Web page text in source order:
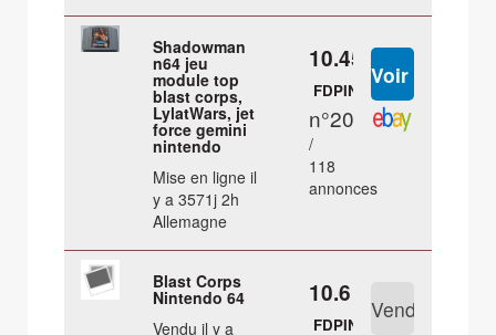
Shadowman
n64 jeu
module top
blast corps,
LylatWars, jet
force gemini
nintendo
Mise en ligne il
y a 3571j 2h
Allemagne
10.45 €
FDPIN
n°20
/
118
annonces
Blast Corps
Nintendo 64
Vendu il y a
10.6 €
FDPIN